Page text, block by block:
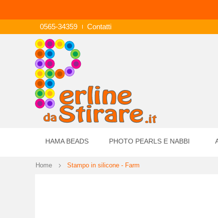
0565-34359 Contatti
HAMA BEADS PHOTO PEARLS E NABBI
Home Stampo in silicone - Farm